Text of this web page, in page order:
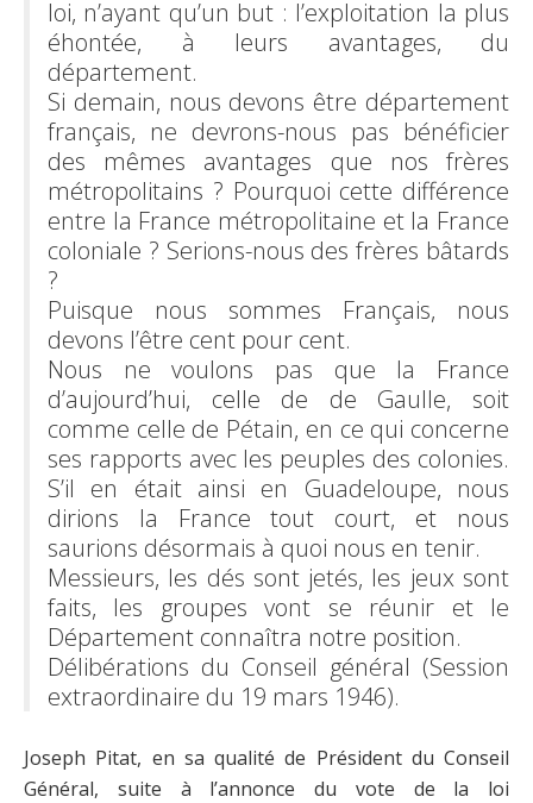
loi, n’ayant qu’un but : l’exploitation la plus
éhontée, à leurs avantages, du
département.
Si demain, nous devons être département
français, ne devrons-nous pas bénéficier
des mêmes avantages que nos frères
métropolitains ? Pourquoi cette différence
entre la France métropolitaine et la France
coloniale ? Serions-nous des frères bâtards
?
Puisque nous sommes Français, nous
devons l’être cent pour cent.
Nous ne voulons pas que la France
d’aujourd’hui, celle de de Gaulle, soit
comme celle de Pétain, en ce qui concerne
ses rapports avec les peuples des colonies.
S’il en était ainsi en Guadeloupe, nous
dirions la France tout court, et nous
saurions désormais à quoi nous en tenir.
Messieurs, les dés sont jetés, les jeux sont
faits, les groupes vont se réunir et le
Département connaîtra notre position.
Délibérations du Conseil général (Session
extraordinaire du 19 mars 1946).
Joseph Pitat, en sa qualité de Président du Conseil
Général, suite à l’annonce du vote de la loi